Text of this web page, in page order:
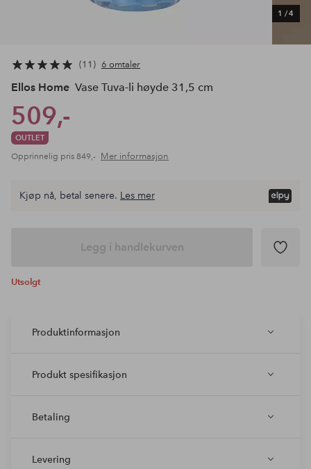
1 /4
11 6 omtaler
Ellos Home Vase Tuva-li høyde 31,5 cm
509,-
OUTLET
Opprinnelig pris 849,- Mer informasjon
Kjøp nå, betal senere. Les mer
Legg i handlekurven
Utsolgt
Produktinformasjon
Produkt spesifikasjon
Betaling
Levering